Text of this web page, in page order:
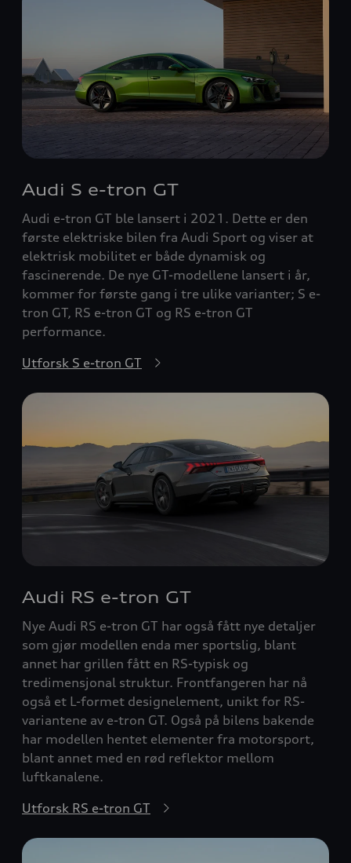
Audi S e-tron GT
Audi e-tron GT ble lansert i 2021. Dette er den
første elektriske bilen fra Audi Sport og viser at
elektrisk mobilitet er både dynamisk og
fascinerende. De nye GT-modellene lansert i år,
kommer for første gang i tre ulike varianter; S e-
tron GT, RS e-tron GT og RS e-tron GT
performance.
Utforsk S e-tron GT
Audi RS e-tron GT
Nye Audi RS e-tron GT har også fått nye detaljer
som gjør modellen enda mer sportslig, blant
annet har grillen fått en RS-typisk og
tredimensjonal struktur. Frontfangeren har nå
også et L-formet designelement, unikt for RS-
variantene av e-tron GT. Også på bilens bakende
har modellen hentet elementer fra motorsport,
blant annet med en rød reflektor mellom
luftkanalene.
Utforsk RS e-tron GT